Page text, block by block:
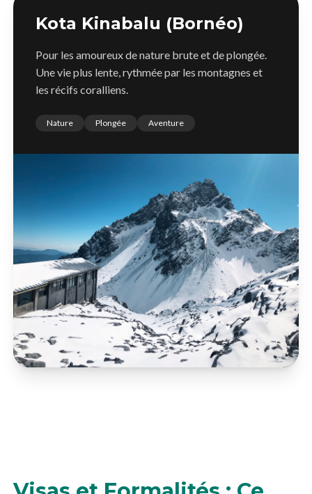
Kota Kinabalu (Bornéo)
Pour les amoureux de nature brute et de plongée.
Une vie plus lente, rythmée par les montagnes et
les récifs coralliens.
Nature Plongée Aventure